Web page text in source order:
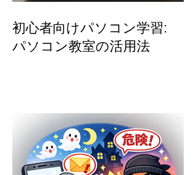
初心者向けパソコン学習:
パソコン教室の活用法